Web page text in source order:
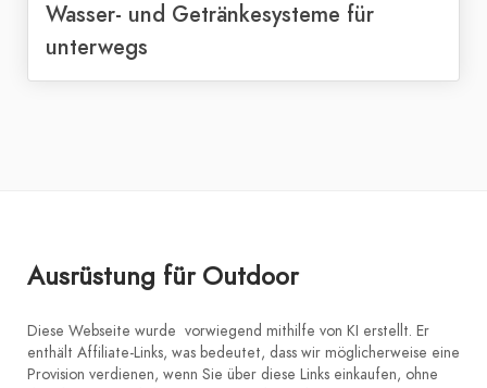
Wasser- und Getränkesysteme für
unterwegs
Ausrüstung für Outdoor
Diese Webseite wurde vorwiegend mithilfe von KI erstellt. Er
enthält Affiliate-Links, was bedeutet, dass wir möglicherweise eine
Provision verdienen, wenn Sie über diese Links einkaufen, ohne